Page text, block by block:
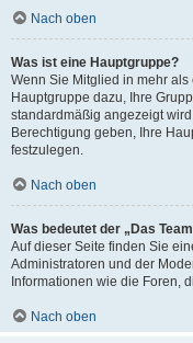
Nach oben
Was ist eine Hauptgruppe?
Wenn Sie Mitglied in mehr
Hauptgruppe dazu, Ihre
standardmäßig angezeigt
Berechtigung geben, Ihre
festzulegen.
Nach oben
Was bedeutet der „Das
Auf dieser Seite finden Sie
Administratoren und der
Informationen wie die Foren,
Nach oben